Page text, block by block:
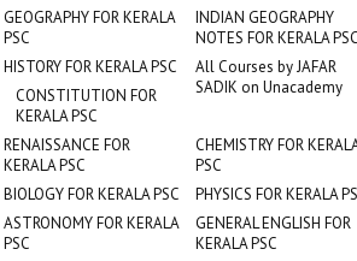
INDIAN GEOGRAPHY
NOTES FOR KERALA PSC
GEOGRAPHY FOR KERALA
PSC
All Courses by JAFAR
SADIK on Unacademy
HISTORY FOR KERALA PSC
CONSTITUTION FOR
KERALA PSC
RENAISSANCE FOR
KERALA PSC
CHEMISTRY FOR
PSC
BIOLOGY FOR KERALA PSC
PHYSICS FOR KERALA
ASTRONOMY FOR KERALA
PSC
GENERAL ENGLISH FOR
KERALA PSC